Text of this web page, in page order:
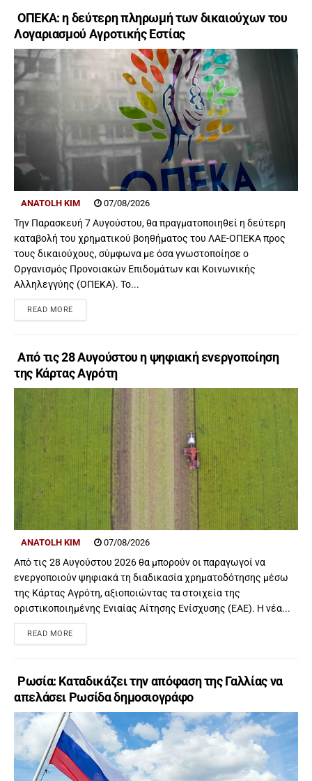
ΟΠΕΚΑ: η δεύτερη πληρωμή των δικαιούχων του
Λογαριασμού Αγροτικής Εστίας
ANATOLH KIM 07/08/2026
Την Παρασκευή 7 Αυγούστου, θα πραγματοποιηθεί η δεύτερη
καταβολή του χρηματικού βοηθήματος του ΛΑΕ-ΟΠΕΚΑ προς
τους δικαιούχους, σύμφωνα με όσα γνωστοποίησε ο
Οργανισμός Προνοιακών Επιδομάτων και Κοινωνικής
Αλληλεγγύης (ΟΠΕΚΑ). Το...
READ MORE
Από τις 28 Αυγούστου η ψηφιακή ενεργοποίηση
της Κάρτας Αγρότη
ANATOLH KIM 07/08/2026
Από τις 28 Αυγούστου 2026 θα μπορούν οι παραγωγοί να
ενεργοποιούν ψηφιακά τη διαδικασία χρηματοδότησης μέσω
της Κάρτας Αγρότη, αξιοποιώντας τα στοιχεία της
οριστικοποιημένης Ενιαίας Αίτησης Ενίσχυσης (ΕΑΕ). Η νέα...
READ MORE
Ρωσία: Καταδικάζει την απόφαση της Γαλλίας να
απελάσει Ρωσίδα δημοσιογράφο